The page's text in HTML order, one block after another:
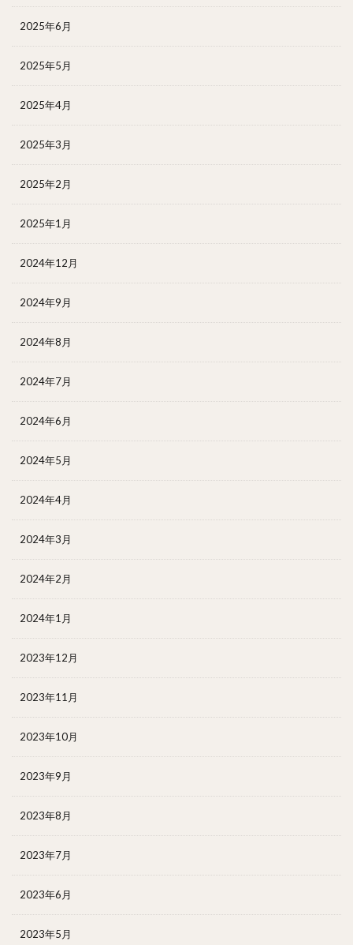
2025年6月
2025年5月
2025年4月
2025年3月
2025年2月
2025年1月
2024年12月
2024年9月
2024年8月
2024年7月
2024年6月
2024年5月
2024年4月
2024年3月
2024年2月
2024年1月
2023年12月
2023年11月
2023年10月
2023年9月
2023年8月
2023年7月
2023年6月
2023年5月